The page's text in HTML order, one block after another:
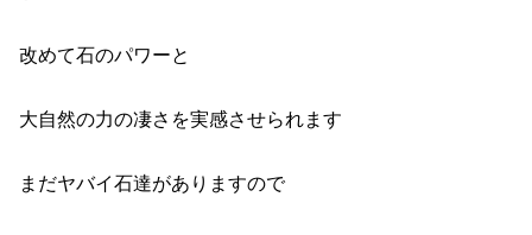
改めて石のパワーと
大自然の力の凄さを実感させられます
まだヤバイ石達がありますので